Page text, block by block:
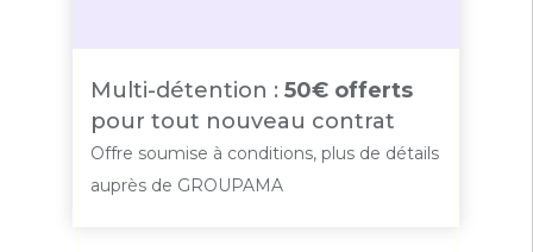
Multi-détention : 50€ offerts
pour tout nouveau contrat
Offre soumise à conditions, plus de détails
auprès de GROUPAMA